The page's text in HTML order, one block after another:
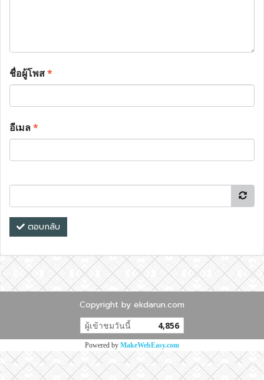
ชื่อผู้โพส*
อีเมล*
ตอบกลับ
Copyright by ekdarun.com
ผู้เข้าชมวันนี้ 4,856
Powered by MakeWebEasy.com